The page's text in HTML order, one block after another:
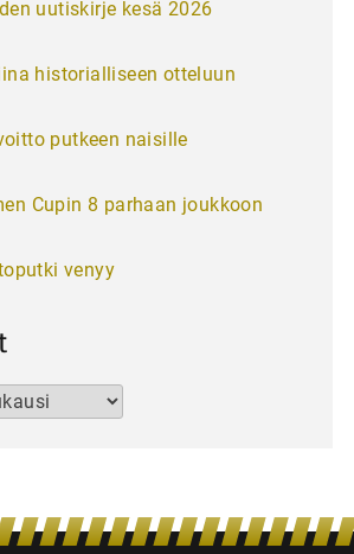
uutiskirje kesä 2026
historialliseen otteluun
putkeen naisille
Cupin 8 parhaan joukkoon
venyy